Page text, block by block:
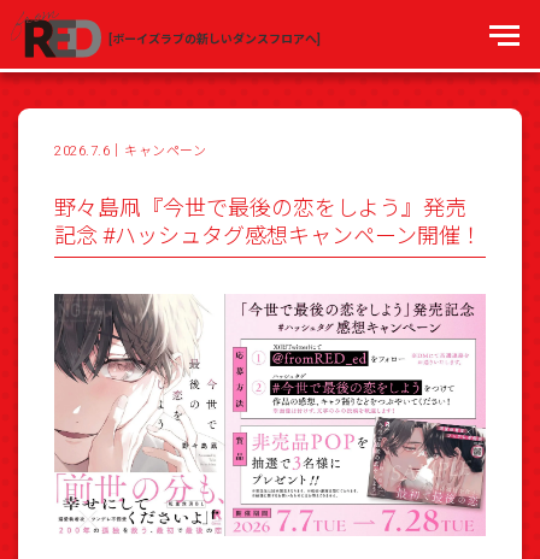
[ボーイズラブの新しいダンスフロアへ]
2026.7.6 キャンペーン
野々島凧『今世で最後の恋をしよう』発売
記念 #ハッシュタグ感想キャンペーン開催！